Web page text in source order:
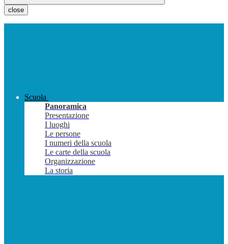
close
Scuola
Panoramica
Presentazione
I luoghi
Le persone
I numeri della scuola
Le carte della scuola
Organizzazione
La storia